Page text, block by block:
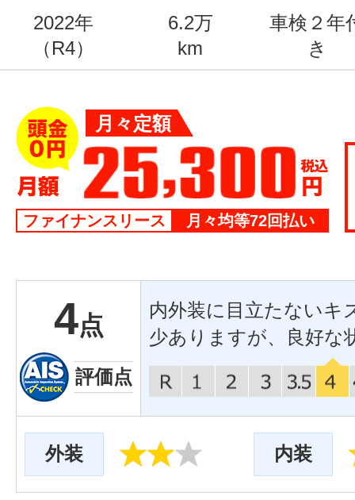
2022年
（R4）
6.2万
km
車検２年
き
月々定額
ファイナンスリース 月々均等72回払い
4点
評価点
内外装に目立たないキ
少ありますが、良好な
外装 内装